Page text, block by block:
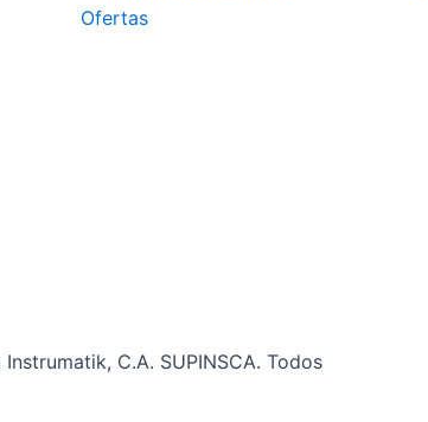
Ofertas
C.A. SUPINSCA. Todos